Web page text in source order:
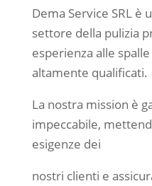
Dema Service SRL è
settore della pulizia
esperienza alle
altamente qualificati.
La nostra mission è
impeccabile,
esigenze dei
nostri clienti e